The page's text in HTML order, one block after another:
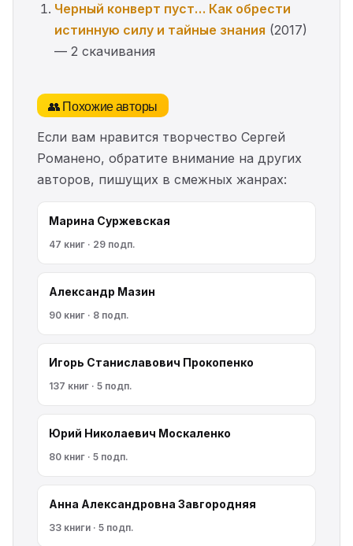
Черный конверт пуст… Как обрести
истинную силу и тайные знания (2017)
— 2 скачивания
👥 Похожие авторы
Если вам нравится творчество Сергей
Романено, обратите внимание на других
авторов, пишущих в смежных жанрах:
Марина Cyржевcкая
47 книг · 29 подп.
Александр Мазин
90 книг · 8 подп.
Игорь Станиславович Прокопенко
137 книг · 5 подп.
Юрий Николаевич Москаленко
80 книг · 5 подп.
Анна Александровна Завгородняя
33 книги · 5 подп.